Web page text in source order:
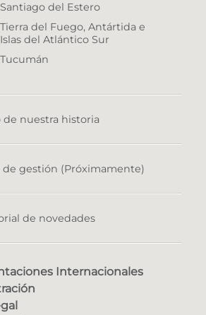
Santiago del Estero
Tierra del Fuego, Antártida e
Islas del Atlántico Sur
Tucumán
de nuestra historia
de gestión (Próximamente)
de novedades
Internacionales